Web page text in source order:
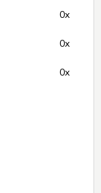
0x
0x
0x